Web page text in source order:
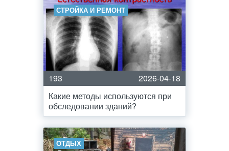
СТРОЙКА И РЕМОНТ
193
2026-04-18
Какие методы используются при
обследовании зданий?
ОТДЫХ